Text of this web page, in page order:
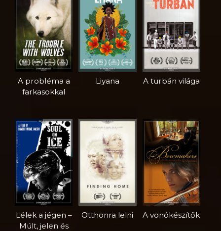
A probléma a
farkasokkal
Liyana A turbán világa
Lélek a jégen –
Múlt, jelen és
Otthonra lelni A vonókészítők